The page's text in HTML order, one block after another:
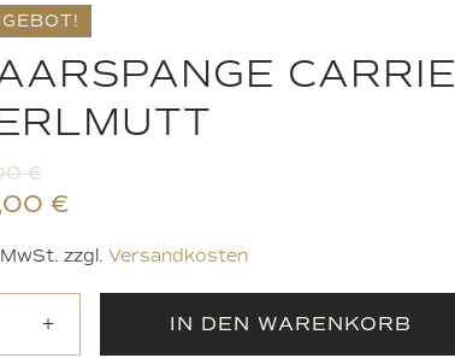
CARRIE
€
€
zzgl. Versandkosten
+ IN DEN WARENKORB